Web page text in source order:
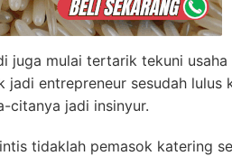
juga mulai tertarik tekuni
jadi entrepreneur sesudah lulus
citanya jadi insinyur.
tidaklah pemasok katering